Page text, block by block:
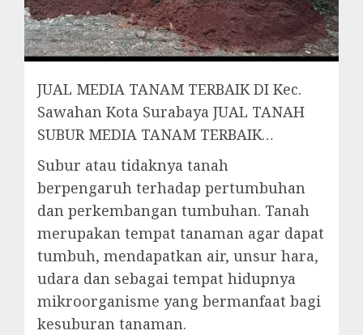
JUAL MEDIA TANAM TERBAIK DI Kec.
Sawahan Kota Surabaya JUAL TANAH
SUBUR MEDIA TANAM TERBAIK…
Subur atau tidaknya tanah
berpengaruh terhadap pertumbuhan
dan perkembangan tumbuhan. Tanah
merupakan tempat tanaman agar dapat
tumbuh, mendapatkan air, unsur hara,
udara dan sebagai tempat hidupnya
mikroorganisme yang bermanfaat bagi
kesuburan tanaman.